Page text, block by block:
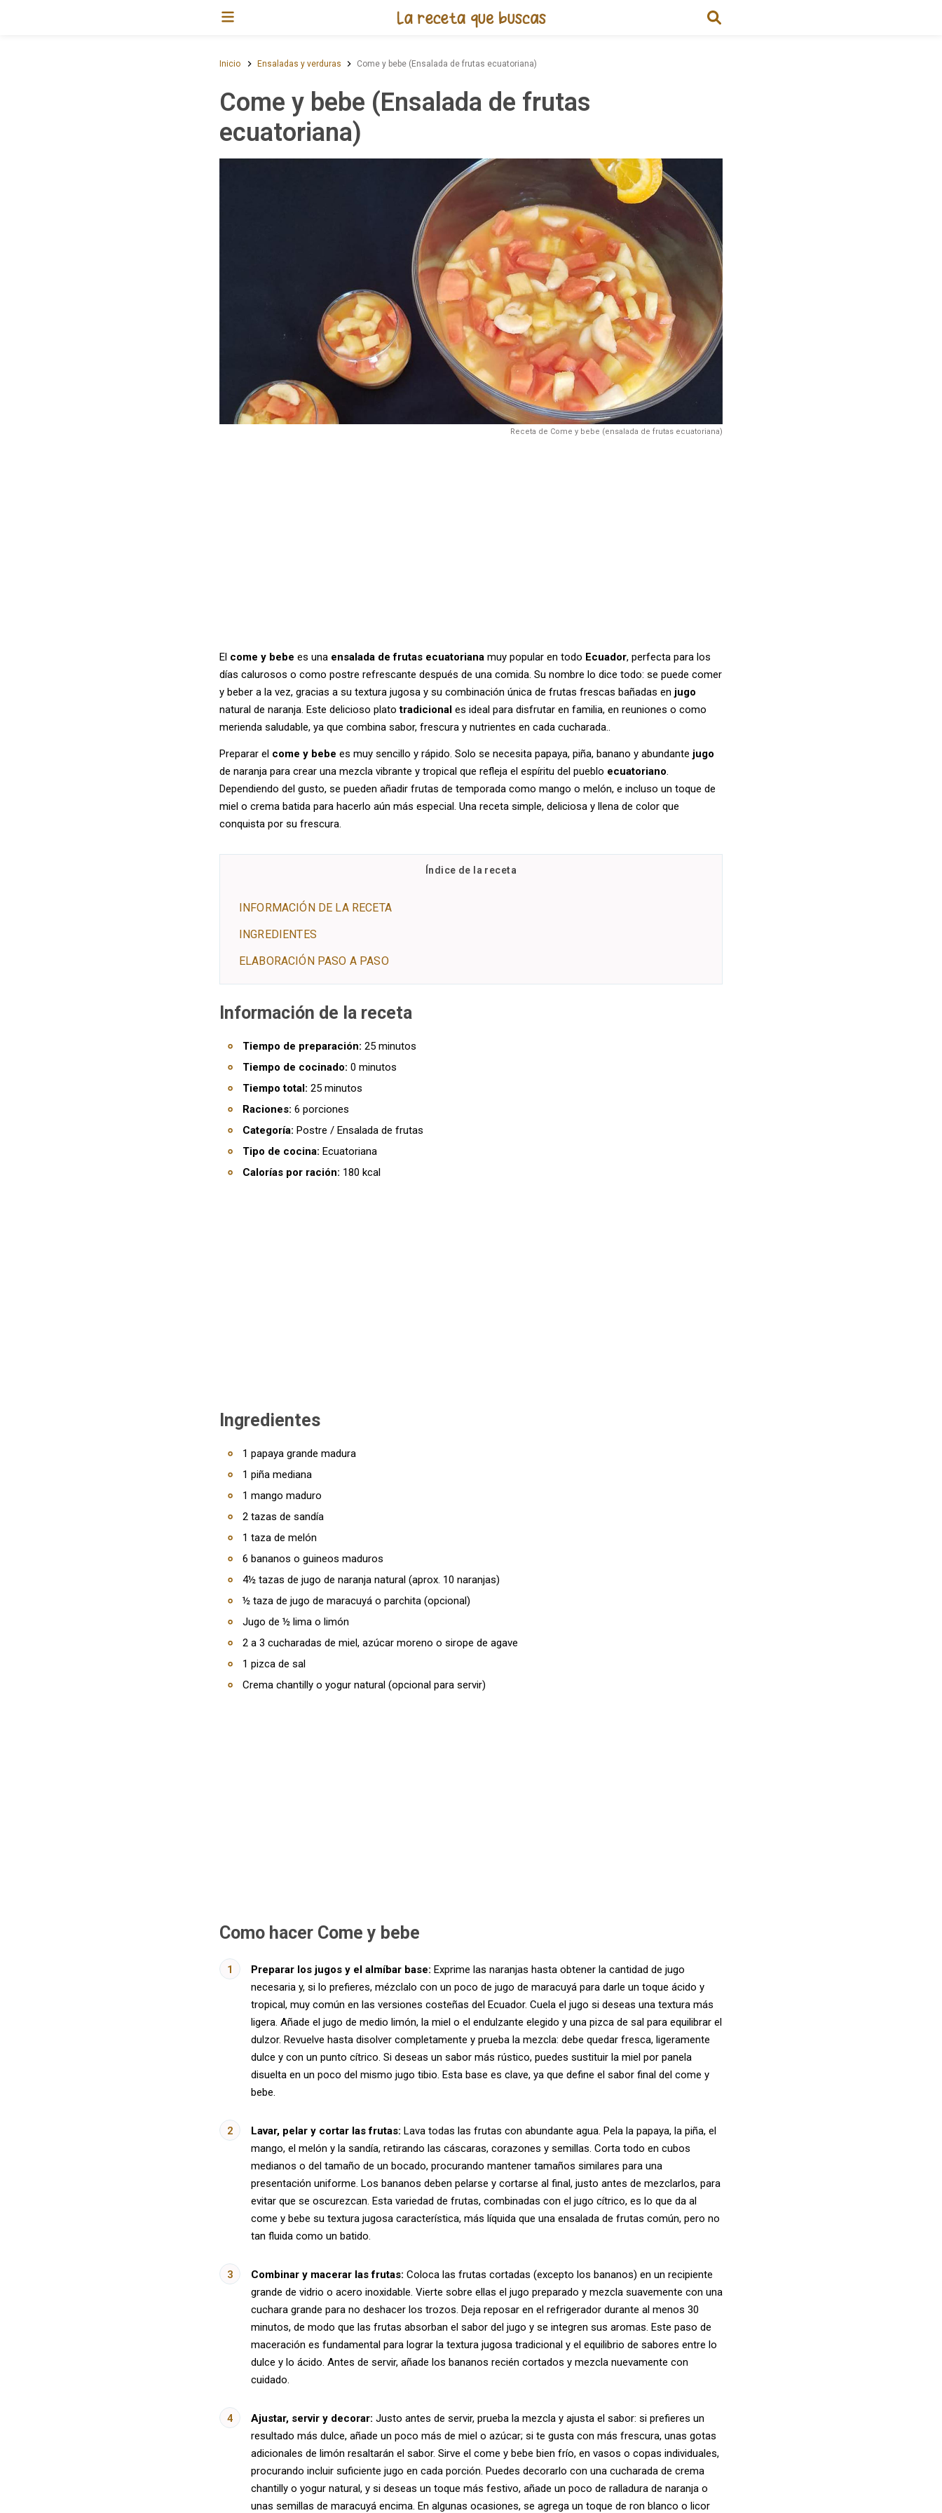
Inicio Ensaladas y verduras Come y bebe (Ensalada de frutas ecuatoriana)
Come y bebe (Ensalada de frutas
ecuatoriana)
Receta de Come y bebe (ensalada de frutas ecuatoriana)
El come y bebe es una ensalada de frutas ecuatoriana muy popular en todo Ecuador, perfecta para los
días calurosos o como postre refrescante después de una comida. Su nombre lo dice todo: se puede comer
y beber a la vez, gracias a su textura jugosa y su combinación única de frutas frescas bañadas en jugo
natural de naranja. Este delicioso platotradicional es ideal para disfrutar en familia, en reuniones o como
merienda saludable, ya que combina sabor, frescura y nutrientes en cada cucharada..
Preparar el come y bebe es muy sencillo y rápido. Solo se necesita papaya, piña, banano y abundante jugo
de naranja para crear una mezcla vibrante y tropical que refleja el espíritu del pueblo ecuatoriano.
Dependiendo del gusto, se pueden añadir frutas de temporada como mango o melón, e incluso un toque de
miel o crema batida para hacerlo aún más especial. Una receta simple, deliciosa y llena de color que
conquista por su frescura.
Índice de la receta
INFORMACIÓN DE LA RECETA
INGREDIENTES
ELABORACIÓN PASO A PASO
Información de la receta
Tiempo de preparación: 25 minutos
Tiempo de cocinado: 0 minutos
Tiempo total: 25 minutos
Raciones: 6 porciones
Categoría: Postre / Ensalada de frutas
Tipo de cocina: Ecuatoriana
Calorías por ración: 180 kcal
Ingredientes
1 papaya grande madura
1 piña mediana
1 mango maduro
2 tazas de sandía
1 taza de melón
6 bananos o guineos maduros
4½ tazas de jugo de naranja natural (aprox. 10 naranjas)
½ taza de jugo de maracuyá o parchita (opcional)
Jugo de ½ lima o limón
2 a 3 cucharadas de miel, azúcar moreno o sirope de agave
1 pizca de sal
Crema chantilly o yogur natural (opcional para servir)
Como hacer Come y bebe
Preparar los jugos y el almíbar base: Exprime las naranjas hasta obtener la cantidad de jugo
necesaria y, si lo prefieres, mézclalo con un poco de jugo de maracuyá para darle un toque ácido y
tropical, muy común en las versiones costeñas del Ecuador. Cuela el jugo si deseas una textura más
ligera. Añade el jugo de medio limón, la miel o el endulzante elegido y una pizca de sal para equilibrar el
dulzor. Revuelve hasta disolver completamente y prueba la mezcla: debe quedar fresca, ligeramente
dulce y con un punto cítrico. Si deseas un sabor más rústico, puedes sustituir la miel por panela
disuelta en un poco del mismo jugo tibio. Esta base es clave, ya que define el sabor final del come y
bebe.
Lavar, pelar y cortar las frutas: Lava todas las frutas con abundante agua. Pela la papaya, la piña, el
mango, el melón y la sandía, retirando las cáscaras, corazones y semillas. Corta todo en cubos
medianos o del tamaño de un bocado, procurando mantener tamaños similares para una
presentación uniforme. Los bananos deben pelarse y cortarse al final, justo antes de mezclarlos, para
evitar que se oscurezcan. Esta variedad de frutas, combinadas con el jugo cítrico, es lo que da al
come y bebe su textura jugosa característica, más líquida que una ensalada de frutas común, pero no
tan fluida como un batido.
Combinar y macerar las frutas: Coloca las frutas cortadas (excepto los bananos) en un recipiente
grande de vidrio o acero inoxidable. Vierte sobre ellas el jugo preparado y mezcla suavemente con una
cuchara grande para no deshacer los trozos. Deja reposar en el refrigerador durante al menos 30
minutos, de modo que las frutas absorban el sabor del jugo y se integren sus aromas. Este paso de
maceración es fundamental para lograr la textura jugosa tradicional y el equilibrio de sabores entre lo
dulce y lo ácido. Antes de servir, añade los bananos recién cortados y mezcla nuevamente con
cuidado.
Ajustar, servir y decorar: Justo antes de servir, prueba la mezcla y ajusta el sabor: si prefieres un
resultado más dulce, añade un poco más de miel o azúcar; si te gusta con más frescura, unas gotas
adicionales de limón resaltarán el sabor. Sirve el come y bebe bien frío, en vasos o copas individuales,
procurando incluir suficiente jugo en cada porción. Puedes decorarlo con una cucharada de crema
chantilly o yogur natural, y si deseas un toque más festivo, añade un poco de ralladura de naranja o
unas semillas de maracuyá encima. En algunas ocasiones, se agrega un toque de ron blanco o licor